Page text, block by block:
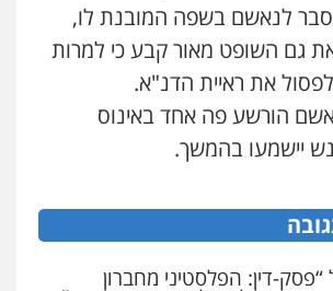
אמר משרד עורכי דין
פלילי משפחה אזרחי מסחרי
משברים פליליים
לנאשם בשפה המובנת לו,
גם השופט מאור קבע כי למרות
את ראיית הדנ"א.
הורשע פה אחד באינוס
יישמעו בהמשך.
דין: הפלסטיני מחברון
אסף דוק
עבירות מין סמים והימורים פשיעה
חקירות ומעצרים צווארון לבן והונאה
0526885006
שלי גורביץ – לוי
עורכי דין חן ברוך